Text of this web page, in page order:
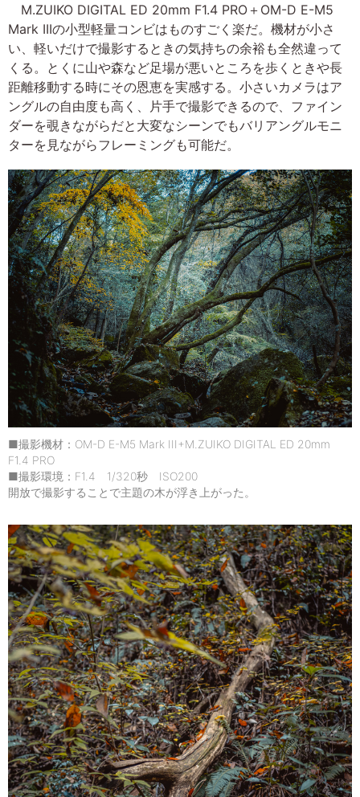
M.ZUIKO DIGITAL ED 20mm F1.4 PRO＋OM-D E-M5
Mark IIIの小型軽量コンビはものすごく楽だ。機材が小さ
い、軽いだけで撮影するときの気持ちの余裕も全然違って
くる。とくに山や森など足場が悪いところを歩くときや長
距離移動する時にその恩恵を実感する。小さいカメラはア
ングルの自由度も高く、片手で撮影できるので、ファイン
ダーを覗きながらだと大変なシーンでもバリアングルモニ
ターを見ながらフレーミングも可能だ。
■撮影機材：OM-D E-M5 Mark III+M.ZUIKO DIGITAL ED 20mm
F1.4 PRO
■撮影環境：F1.4 1/320秒 ISO200
開放で撮影することで主題の木が浮き上がった。